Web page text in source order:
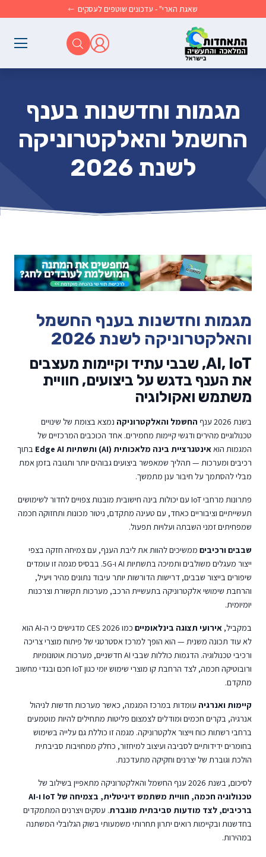
שאגת הארי" - עדכונים שוטפים לעסקים
מגמות וחדשנות בענף
החשמל והאלקטרוניקה
לשנת 2026
מגמות וחדשנות בענף החשמל
והאלקטרוניקה לשנת 2026
AI, IoT, שבבי עתיד וקיימות מעצבים
את הענף בדגש על ביצועים, חוויית
משתמש ואקולוגיה
בשנת 2026 ענף החשמל והאלקטרוניקה נמצא בצומת של שינויים
טכנולוגיים מהירים ודגשי קיימות מחמירים. אחד הכוכבים המרכזיים של
המגמות הואאינטגרציית בינה מלאכותית (AI) ותשתיות Edge AI
בתוך
רכיבים ומערכות — תהליך שמאפשר ביצועים גבוהים יותר ותגובה בזמן אמת
מבלי להסתמך על חיבור ענן מתמשך.
פתרונות מרחבי IoT עם יכולות בינה חישובית מובנות צפויים לחדור לשימושים
תעשייתיים וציבוריים כאחד, עם טעינה מתקדם, ניטור מכונות ותחזוקה חכמה
שמפחיתים זמני השבתה ועלויות תפעול.
שבבים ורכיבים ממשיכים להוות את ליבת הענף, עם צמיחה חזקה בצפי
ייצור מעגלים משולבים ותמיכה בתשתיות AI ו‑5G. בבסיס מגמה זו עומדים
שיפורים בייצור שבבים, דרישות הדורשות יותר עיבוד נתונים מהיר ויעיל,
והרחבת שימושי אלקטרוניקה בתעשיית הרכב, מערכות תקשורת וצרכנות
יומיומית.
במקביל, אירועי תצוגה בינלאומיים
כמו CES 2026 מדגישים כי ה‑AI הוא
לא עוד תכונה משנית — הוא הופך למרכז אסטרטגי של פיתוח מוצרי צריכה
ורכיבי טכנולוגיה. הדגמות כוללות שבבי AI חדשניים, מערכות אוטונומיות
ורובוטיקה חכמה, לצד הרחבת קו מוצרי שימוש יומי כגון IoT חכם ובגדי מחשוב
מתקדם.
קיימות ואנרגיה עומדות במרכז המגמה, כאשר מערכות חדשות לניהול
אנרגיה, בקרים חכמים ומודלים לצמצום פליטות מתחילים להיות מוטמעים
ברחבי רשתות כוח וייצור אלקטרוניקה. מגמה זו כוללת גם עלייה בשימוש
בחומרים ידידותיים לסביבה ועיצוב למיחזור, כחלק ממחויבות סביבתית
הולכת וגוברת של יצרנים וחקיקה מתעדכנת.
לסיכום, בשנת 2026 ענף החשמל והאלקטרוניקה מתאפיין בשילוב של
טכנולוגיה חכמה, חוויית משתמש דיגיטלית, בצמיחה של IoT ו‑AI
ברכיבים, לצד מודעות סביבתית מוגברת. עסקים ויצרנים המתמקדים
בחדשנות ובקיימות רואים יתרון תחרותי משמעותי בשוק הגלובלי המשתנה
במהירות.